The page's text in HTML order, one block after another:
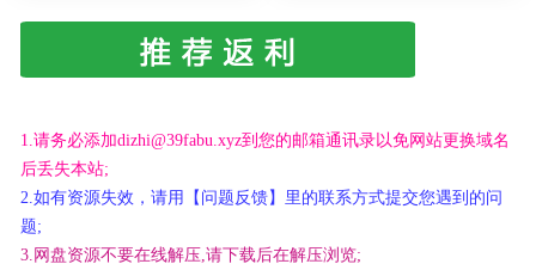
1.请务必添加dizhi@39fabu.xyz到您的邮箱通讯录以免网站更换域名
后丢失本站;
2.如有资源失效，请用【问题反馈】里的联系方式提交您遇到的问
题;
3.网盘资源不要在线解压,请下载后在解压浏览;